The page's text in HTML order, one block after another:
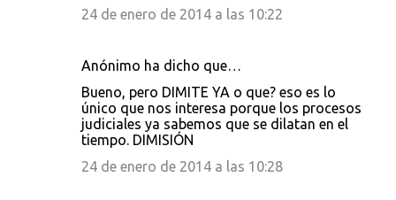
24 de enero de 2014 a las 10:22
Anónimo ha dicho que…
Bueno, pero DIMITE YA o que? eso es lo
único que nos interesa porque los procesos
judiciales ya sabemos que se dilatan en el
tiempo. DIMISIÓN
24 de enero de 2014 a las 10:28